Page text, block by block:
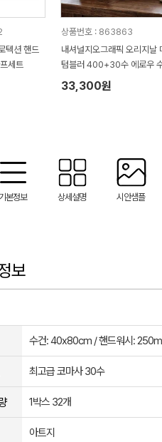
텍션 핸드
세트
상품번호 : 863863
내셔널지오그래픽 오리지날
텀블러 400+30수 에로우
타올 텀블러세트 NL08
33,300원
본정보 상세설명 시안샘플
보
수건: 40x80cm / 핸드워시:
최고급 코마사 30수
1박스 32개
아트지